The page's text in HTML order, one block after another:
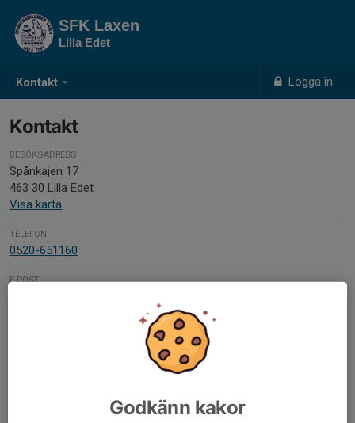
Kontakt Logga in
SFK Laxen
Lilla Edet
Kontakt
BESÖKSADRESS
Spånkajen 17
463 30 Lilla Edet
Visa karta
TELEFON
0520-651160
E-POST
OBS! Ingen fiskekortförsäljning på denna mailadress!
maj - juni kl. 12.00 - 14.00Godkänn kakor